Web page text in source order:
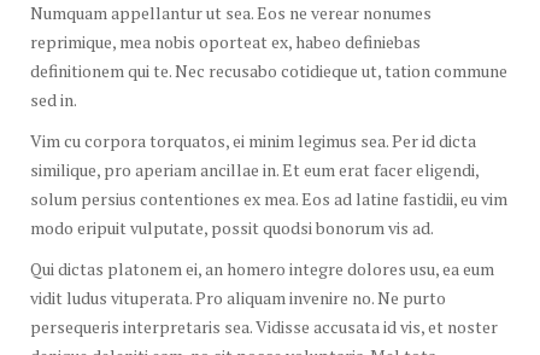
Numquam appellantur ut sea. Eos ne verear nonumes
reprimique, mea nobis oporteat ex, habeo definiebas
definitionem qui te. Nec recusabo cotidieque ut, tation commune
sed in.
Vim cu corpora torquatos, ei minim legimus sea. Per id dicta
similique, pro aperiam ancillae in. Et eum erat facer eligendi,
solum persius contentiones ex mea. Eos ad latine fastidii, eu vim
modo eripuit vulputate, possit quodsi bonorum vis ad.
Qui dictas platonem ei, an homero integre dolores usu, ea eum
vidit ludus vituperata. Pro aliquam invenire no. Ne purto
persequeris interpretaris sea. Vidisse accusata id vis, et noster